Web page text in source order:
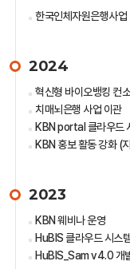
한국인체자원은행사업
2024
혁신형 바이오뱅킹 컨
치매뇌은행 사업 이관
KBN portal 클라우드
KBN 홍보 활동 강화 (
2023
KBN 웨비나 운영
HuBIS 클라우드 시스
HuBIS_Sam v4.0 개